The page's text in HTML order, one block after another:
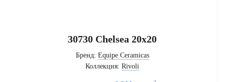
30730 Chelsea 20x20
Бренд: Equipe Ceramicas
Коллекция: Rivoli